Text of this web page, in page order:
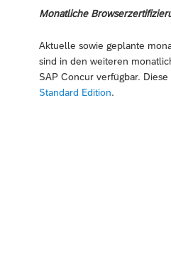
Monatliche
Aktuelle sowie geplante
sind in den weiteren
SAP Concur verfügbar.
Standard Edition.